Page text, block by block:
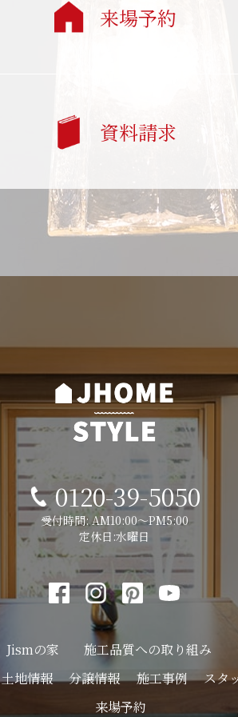
来場予約
資料請求
0120-39-5050
受付時間: AM10:00～PM5:00
定休日:水曜日
Jismの家 施工品質への取り組み
土地情報 分譲情報 施工事例 スタ
来場予約